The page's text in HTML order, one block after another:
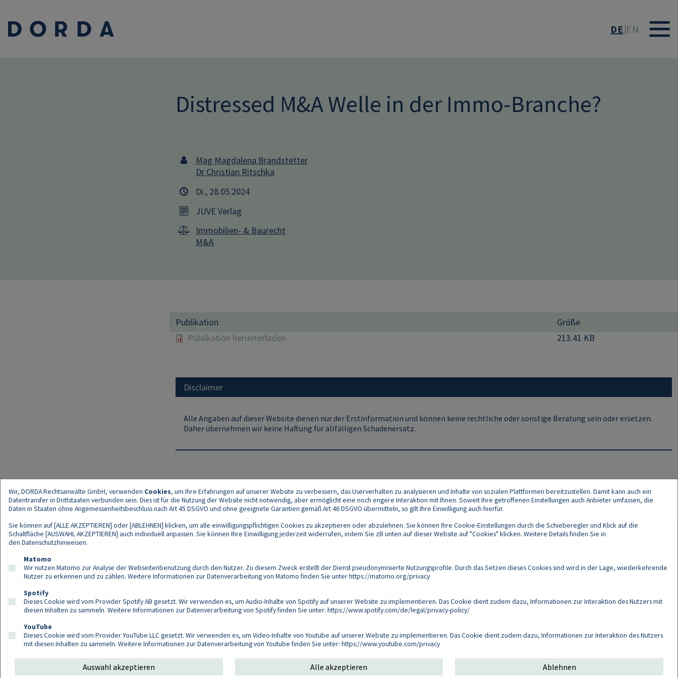
DE EN
Distressed M&A Welle in der Immo-Branche?
Mag Magdalena Brandstetter
Dr Christian Ritschka
Di., 28.05.2024
JUVE Verlag
Immobilien- & Baurecht
M&A
Publikation
Größe
Publikation herunterladen
213.41 KB
Disclaimer
Alle Angaben auf dieser Website dienen nur der Erstinformation und können keine rechtliche oder sonstige Beratung sein oder ersetzen.
Daher übernehmen wir keine Haftung für allfälligen Schadenersatz.
Footer
Wir, DORDA Rechtsanwälte GmbH, verwenden Cookies, um Ihre Erfahrungen auf unserer Website zu verbessern, das Userverhalten zu analysieren und Inhalte von sozialen Plattformen bereitzustellen. Damit kann auch ein
Datentransfer in Drittstaaten verbunden sein. Dies ist für die Nutzung der Website nicht notwendig, aber ermöglicht eine noch engere Interaktion mit Ihnen. Soweit Ihre getroffenen Einstellungen auch Anbieter umfassen, die
Daten in Staaten ohne Angemessenheitsbeschluss nach Art 45 DSGVO und ohne geeignete Garantien gemäß Art 46 DSGVO übermitteln, so gilt Ihre Einwilligung auch hierfür.
Sie können auf [ALLE AKZEPTIEREN] oder [ABLEHNEN] klicken, um alle einwilligungspflichtigen Cookies zu akzeptieren oder abzulehnen. Sie können Ihre Cookie-Einstellungen durch die Schieberegler und Klick auf die
Schaltfläche [AUSWAHL AKZEPTIEREN] auch individuell anpassen. Sie können Ihre Einwilligung jederzeit widerrufen, indem Sie zB unten auf dieser Website auf "Cookies" klicken. Weitere Details finden Sie in
den Datenschutzhinweisen.
Matomo
Wir nutzen Matomo zur Analyse der Webseitenbenutzung durch den Nutzer. Zu diesem Zweck erstellt der Dienst pseudonymisierte Nutzungsprofile. Durch das Setzen dieses Cookies sind wird in der Lage, wiederkehrende
Nutzer zu erkennen und zu zählen. Weitere Informationen zur Datenverarbeitung von Matomo finden Sie unterhttps://matomo.org/privacy
Spotify
Dieses Cookie wird vom Provider Spotify AB gesetzt. Wir verwenden es, um Audio-Inhalte von Spotify auf unserer Website zu implementieren. Das Cookie dient zudem dazu, Informationen zur Interaktion des Nutzers mit
diesen Inhalten zu sammeln. Weitere Informationen zur Datenverarbeitung von Spotify finden Sie unter: https://www.spotify.com/de/legal/privacy-policy/
YouTube
Dieses Cookie wird vom Provider YouTube LLC gesetzt. Wir verwenden es, um Video-Inhalte von Youtube auf unserer Website zu implementieren. Das Cookie dient zudem dazu, Informationen zur Interaktion des Nutzers
mit diesen Inhalten zu sammeln. Weitere Informationen zur Datenverarbeitung von Youtube finden Sie unter: https://www.youtube.com/privacy
Auswahl akzeptieren Alle akzeptieren Ablehnen
Follow us on:
Copyright 2026